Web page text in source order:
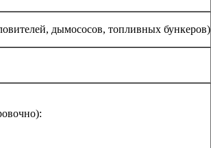
дымососов, топливных бункеров)